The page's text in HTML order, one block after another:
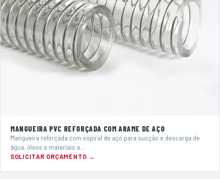
MANGUEIRA PVC REFORÇADA COM ARAME DE AÇO
Mangueira reforçada com espiral de aço para sucção e descarga de
água, óleos e materiais a…
SOLICITAR ORÇAMENTO →